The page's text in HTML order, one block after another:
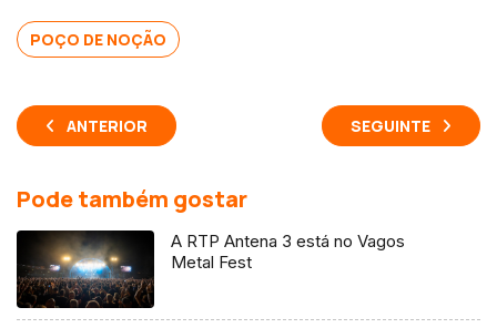
POÇO DE NOÇÃO
ANTERIOR SEGUINTE
Pode também gostar
A RTP Antena 3 está no Vagos
Metal Fest